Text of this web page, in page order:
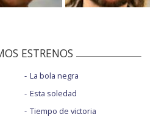
ESTRENOS
La bola negra
Esta soledad
Tiempo de victoria